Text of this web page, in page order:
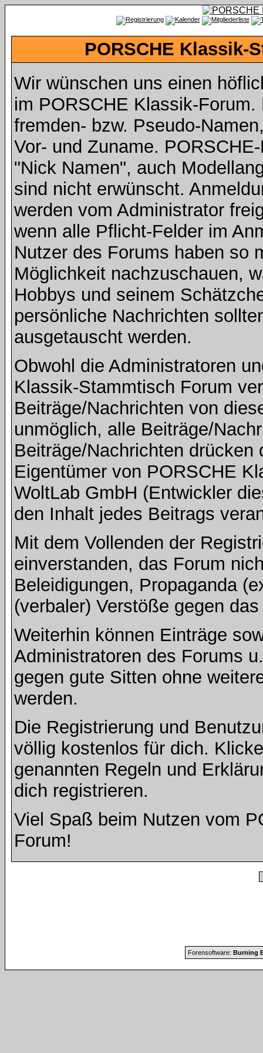
PORSCHE Klassik-
Wir wünschen uns einen
im PORSCHE Klassik-
fremden- bzw. Pseudo-
Vor- und Zuname.
"Nick Namen", auch
sind nicht erwünscht.
werden vom Administrator
wenn alle Pflicht-Felder im
Nutzer des Forums haben so
Möglichkeit nachzuschauen,
Hobbys und seinem
persönliche Nachrichten
ausgetauscht werden.
Obwohl die Administratoren
Klassik-Stammtisch Forum
Beiträge/Nachrichten von
unmöglich, alle Beiträge/
Beiträge/Nachrichten
Eigentümer von PORSCHE
WoltLab GmbH (Entwickler
den Inhalt jedes Beitrags
Mit dem Vollenden der
einverstanden, das Forum
Beleidigungen, Propaganda
(verbaler) Verstöße gegen
Weiterhin können Einträge
Administratoren des Forums
gegen gute Sitten ohne
werden.
Die Registrierung und
völlig kostenlos für dich.
genannten Regeln und
dich registrieren.
Viel Spaß beim Nutzen vom
Forum!
Forensoftware: Burning